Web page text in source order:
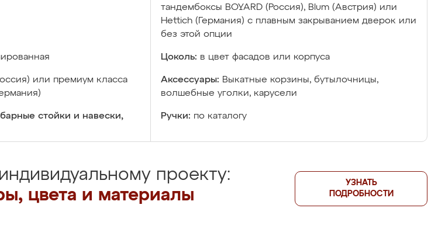
тандембоксы BOYARD (Россия), Blum (Австрия) или
Hettich (Германия) с плавным закрыванием дверок или
без этой опции
Цоколь: в цвет фасадов или корпуса
или премиум класса
Аксессуары: Выкатные корзины, бутылочницы,
волшебные уголки, карусели
стойки и навески,
Ручки: по каталогу
проекту:
цвета и материалы
УЗНАТЬ
ПОДРОБНОСТИ